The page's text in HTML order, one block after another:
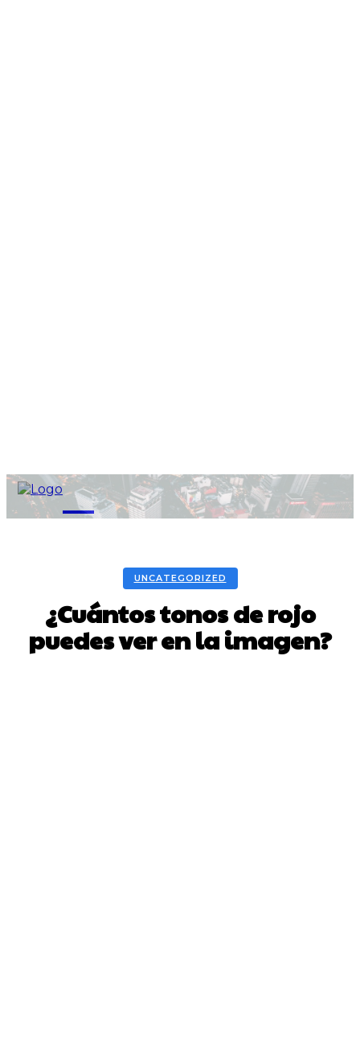
M
UNCATEGORIZED
¿Cuántos tonos de rojo
puedes ver en la imagen?